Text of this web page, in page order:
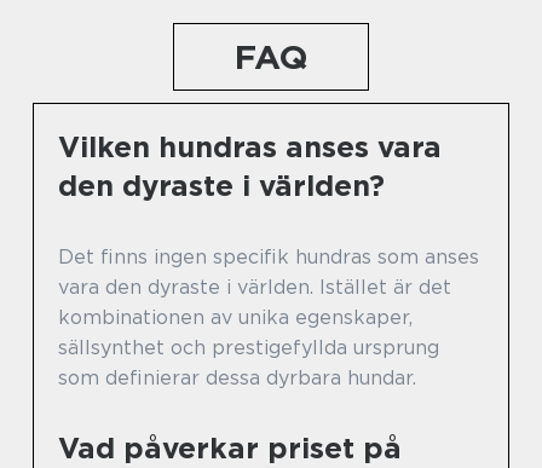
FAQ
Vilken hundras anses vara
den dyraste i världen?
Det finns ingen specifik hundras som anses
vara den dyraste i världen. Istället är det
kombinationen av unika egenskaper,
sällsynthet och prestigefyllda ursprung
som definierar dessa dyrbara hundar.
Vad påverkar priset på